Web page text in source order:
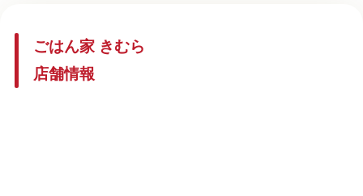
ごはん家 きむら
店舗情報